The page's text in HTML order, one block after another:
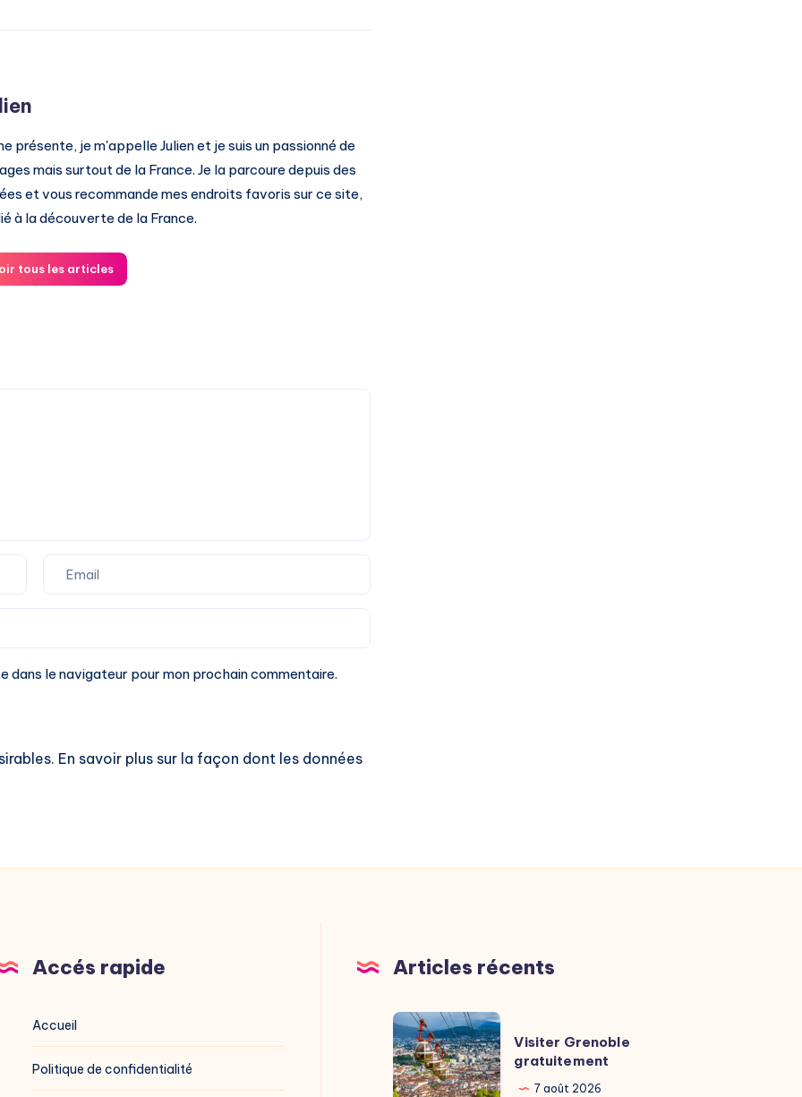
présente, je m'appelle Julien et je suis un passionné de
mais surtout de la France. Je la parcoure depuis des
et vous recommande mes endroits favoris sur ce site,
à la découverte de la France.
tous les articles
dans le navigateur pour mon prochain commentaire.
En savoir plus sur la façon dont les données
Accés rapide
Accueil
Politique de confidentialité
Articles récents
Visiter
Grenoble
gratuitement
Visiter Grenoble
gratuitement
7 août 2026